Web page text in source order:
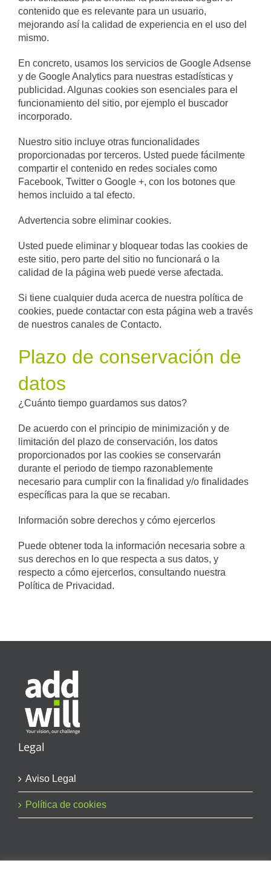
contenido que es relevante para un usuario,
mejorando así la calidad de experiencia en el uso del
mismo.
En concreto, usamos los servicios de Google Adsense
y de Google Analytics para nuestras estadísticas y
publicidad. Algunas cookies son esenciales para el
funcionamiento del sitio, por ejemplo el buscador
incorporado.
Nuestro sitio incluye otras funcionalidades
proporcionadas por terceros. Usted puede fácilmente
compartir el contenido en redes sociales como
Facebook, Twitter o Google +, con los botones que
hemos incluido a tal efecto.
Advertencia sobre eliminar cookies.
Usted puede eliminar y bloquear todas las cookies de
este sitio, pero parte del sitio no funcionará o la
calidad de la página web puede verse afectada.
Si tiene cualquier duda acerca de nuestra política de
cookies, puede contactar con esta página web a través
de nuestros canales de Contacto.
Plazo de conservación de
datos
¿Cuánto tiempo guardamos sus datos?
De acuerdo con el principio de minimización y de
limitación del plazo de conservación, los datos
proporcionados por las cookies se conservarán
durante el periodo de tiempo razonablemente
necesario para cumplir con la finalidad y/o finalidades
específicas para la que se recaban.
Información sobre derechos y cómo ejercerlos
Puede obtener toda la información necesaria sobre a
sus derechos en lo que respecta a sus datos, y
respecto a cómo ejercerlos, consultando nuestra
Política de Privacidad.
Legal
Aviso Legal
Política de cookies